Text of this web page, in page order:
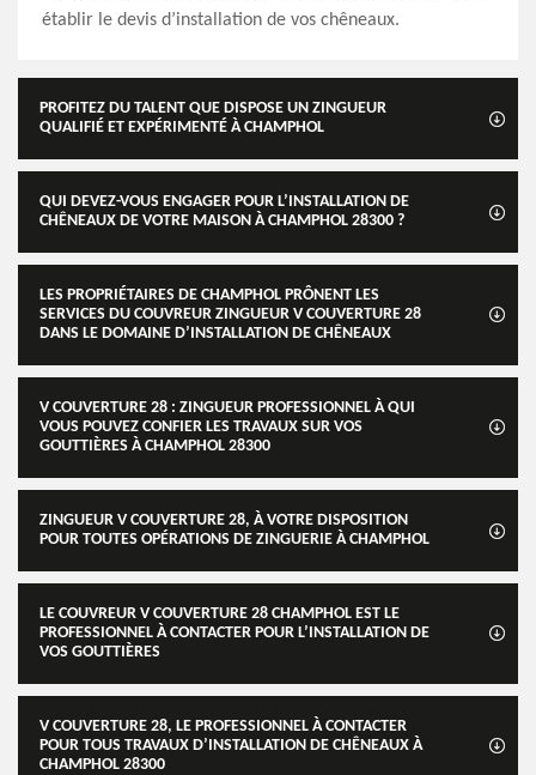
établir le devis d’installation de vos chêneaux.
PROFITEZ DU TALENT QUE DISPOSE UN ZINGUEUR
QUALIFIÉ ET EXPÉRIMENTÉ À CHAMPHOL
QUI DEVEZ-VOUS ENGAGER POUR L’INSTALLATION DE
CHÊNEAUX DE VOTRE MAISON À CHAMPHOL 28300 ?
LES PROPRIÉTAIRES DE CHAMPHOL PRÔNENT LES
SERVICES DU COUVREUR ZINGUEUR V COUVERTURE 28
DANS LE DOMAINE D’INSTALLATION DE CHÊNEAUX
V COUVERTURE 28 : ZINGUEUR PROFESSIONNEL À QUI
VOUS POUVEZ CONFIER LES TRAVAUX SUR VOS
GOUTTIÈRES À CHAMPHOL 28300
ZINGUEUR V COUVERTURE 28, À VOTRE DISPOSITION
POUR TOUTES OPÉRATIONS DE ZINGUERIE À CHAMPHOL
LE COUVREUR V COUVERTURE 28 CHAMPHOL EST LE
PROFESSIONNEL À CONTACTER POUR L’INSTALLATION DE
VOS GOUTTIÈRES
V COUVERTURE 28, LE PROFESSIONNEL À CONTACTER
POUR TOUS TRAVAUX D’INSTALLATION DE CHÊNEAUX À
CHAMPHOL 28300